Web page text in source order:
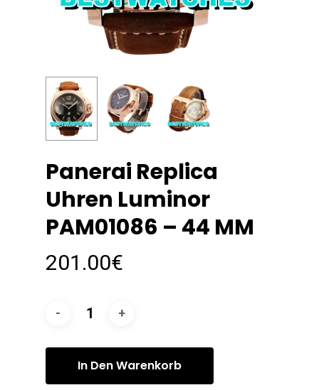
Panerai Replica
Uhren Luminor
PAM01086 – 44 MM
201.00€
In Den Warenkorb